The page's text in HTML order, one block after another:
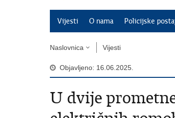
Vijesti O nama Policijske
Naslovnica Vijesti
Objavljeno: 16.06.2025.
U dvije